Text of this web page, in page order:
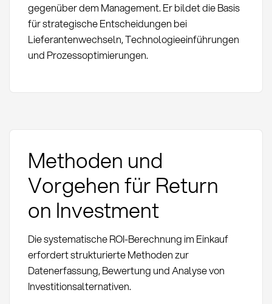
gegenüber dem Management. Er bildet die Basis
für strategische Entscheidungen bei
Lieferantenwechseln, Technologieeinführungen
und Prozessoptimierungen.
Methoden und
Vorgehen für Return
on Investment
Die systematische ROI-Berechnung im Einkauf
erfordert strukturierte Methoden zur
Datenerfassung, Bewertung und Analyse von
Investitionsalternativen.